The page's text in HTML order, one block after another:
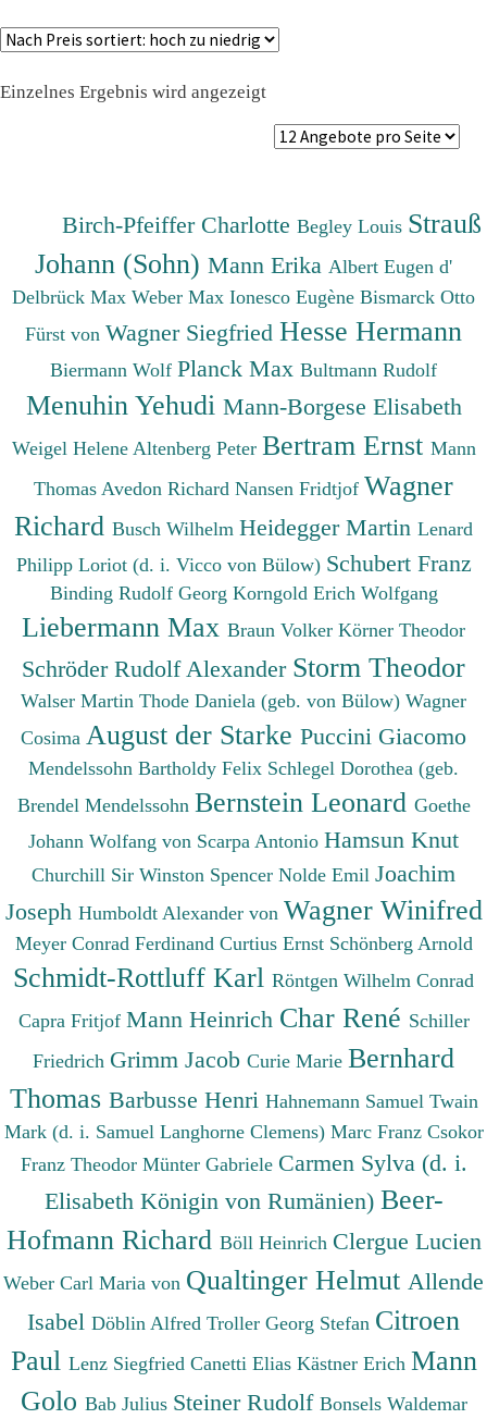
Einzelnes Ergebnis wird angezeigt
Birch-Pfeiffer CharlotteBegley Louis Strauß
Johann (Sohn) Mann Erika Albert Eugen d'
Delbrück Max Weber Max Ionesco Eugène Bismarck Otto
Fürst von Wagner Siegfried Hesse Hermann
Biermann Wolf Planck Max Bultmann Rudolf
Menuhin Yehudi Mann-Borgese Elisabeth
Weigel Helene Altenberg Peter Bertram Ernst Mann
Thomas Avedon Richard Nansen Fridtjof Wagner
Richard Busch Wilhelm Heidegger Martin Lenard
Philipp Loriot (d. i. Vicco von Bülow) Schubert Franz
Binding Rudolf Georg Korngold Erich Wolfgang
Liebermann Max Braun Volker Körner Theodor
Schröder Rudolf Alexander Storm Theodor
Walser Martin Thode Daniela (geb. von Bülow) Wagner
Cosima August der Starke Puccini Giacomo
Mendelssohn Bartholdy Felix Schlegel Dorothea (geb.
Brendel Mendelssohn Bernstein Leonard Goethe
Johann Wolfang von Scarpa Antonio Hamsun Knut
Churchill Sir Winston Spencer Nolde Emil Joachim
Joseph Humboldt Alexander von Wagner Winifred
Meyer Conrad Ferdinand Curtius Ernst Schönberg Arnold
Schmidt-Rottluff Karl Röntgen Wilhelm Conrad
Capra Fritjof Mann Heinrich Char René Schiller
Friedrich Grimm Jacob Curie Marie Bernhard
Thomas Barbusse Henri Hahnemann Samuel Twain
Mark (d. i. Samuel Langhorne Clemens) Marc Franz Csokor
Franz Theodor Münter Gabriele Carmen Sylva (d. i.
Elisabeth Königin von Rumänien) Beer-
Hofmann Richard Böll Heinrich Clergue Lucien
Weber Carl Maria von Qualtinger Helmut Allende
Isabel Döblin Alfred Troller Georg Stefan Citroen
Paul Lenz Siegfried Canetti Elias Kästner Erich Mann
Golo Bab Julius Steiner Rudolf Bonsels Waldemar